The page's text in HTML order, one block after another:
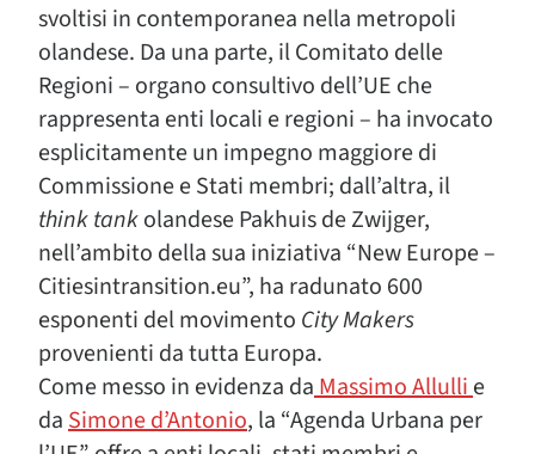
svoltisi in contemporanea nella metropoli
olandese. Da una parte, il Comitato delle
Regioni – organo consultivo dell’UE che
rappresenta enti locali e regioni – ha invocato
esplicitamente un impegno maggiore di
Commissione e Stati membri; dall’altra, il
think tankolandese Pakhuis de Zwijger,
nell’ambito della sua iniziativa “New Europe –
Citiesintransition.eu”, ha radunato 600
esponenti del movimento City Makers
provenienti da tutta Europa.
Come messo in evidenza daMassimo Allullie
daSimone d’Antonio, la “Agenda Urbana per